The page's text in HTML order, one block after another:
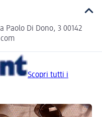
Paolo Di Dono, 3 00142
Scopri tutti i